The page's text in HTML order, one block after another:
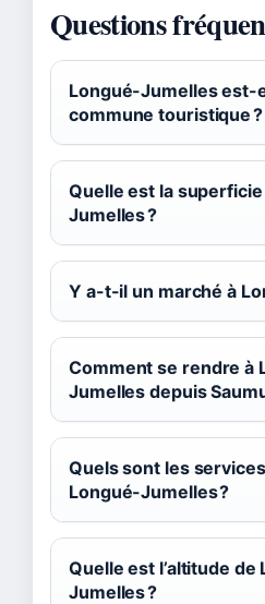
Questions
Longué-Jumelles est-
commune touristique ?
Quelle est la
Jumelles ?
Y a-t-il un marché à
Comment se rendre à
Jumelles depuis
Quels sont les
Longué-Jumelles ?
Quelle est l’altitude de
Jumelles ?